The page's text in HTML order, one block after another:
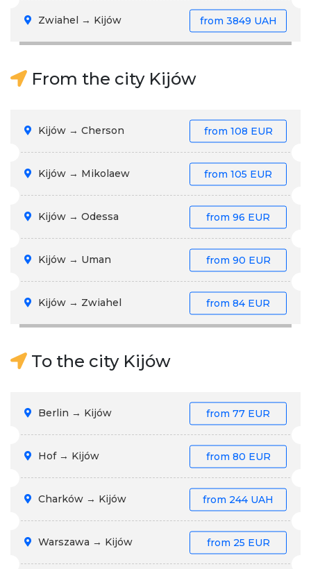
Zwiahel → Kijów from 3849 UAH
From the city Kijów
Kijów → Cherson from 108 EUR
Kijów → Mikolaew from 105 EUR
Kijów → Odessa from 96 EUR
Kijów → Uman from 90 EUR
Kijów → Zwiahel from 84 EUR
To the city Kijów
Berlin → Kijów from 77 EUR
Hof → Kijów from 80 EUR
Charków → Kijów from 244 UAH
Warszawa → Kijów from 25 EUR